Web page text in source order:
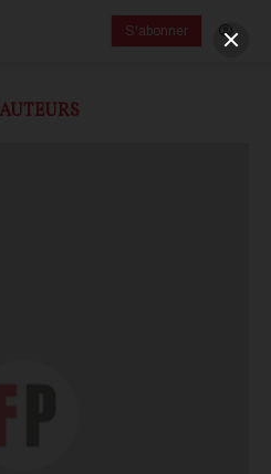
S'abonner
AUTEURS